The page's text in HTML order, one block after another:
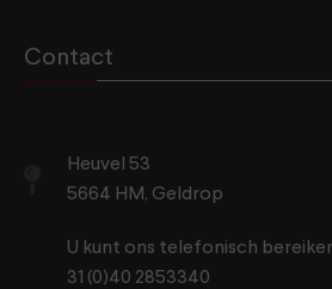
Contact
Heuvel 53
5664 HM, Geldrop
U kunt ons telefonisch
31 (0)40 2853340